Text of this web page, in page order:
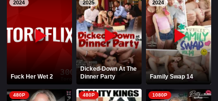
PELIS1.COM
2024
Fuck Her Wet 2
2025
Dicked-Down At The
Dinner Party
2024
Family Swap 14
480P 480P 1080P